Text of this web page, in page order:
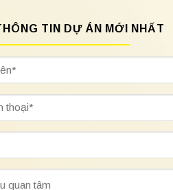
TIN DỰ ÁN MỚI NHẤT